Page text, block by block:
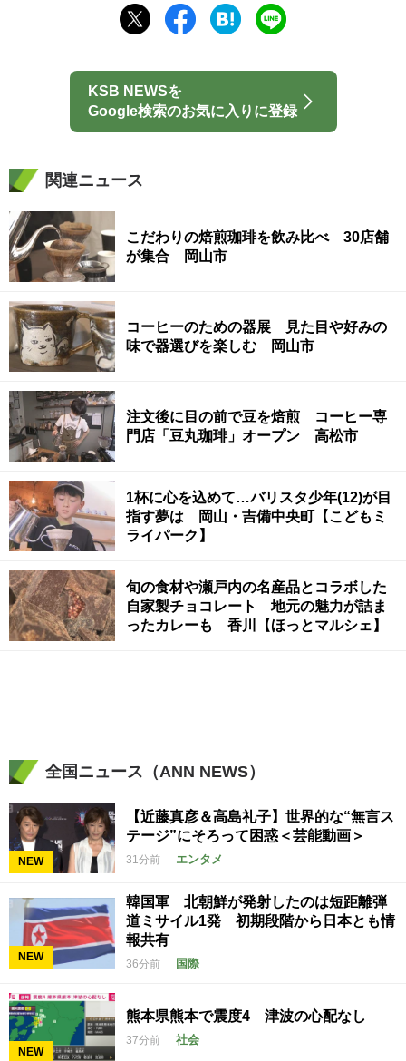
KSB NEWSを
Google検索のお気に入りに登録
関連ニュース
こだわりの焙煎珈琲を飲み比べ 30店舗
が集合 岡山市
コーヒーのための器展 見た目や好みの
味で器選びを楽しむ 岡山市
注文後に目の前で豆を焙煎 コーヒー専
門店「豆丸珈琲」オープン 高松市
1杯に心を込めて…バリスタ少年(12)が目
指す夢は 岡山・吉備中央町【こどもミ
ライパーク】
旬の食材や瀬戸内の名産品とコラボした
自家製チョコレート 地元の魅力が詰ま
ったカレーも 香川【ほっとマルシェ】
全国ニュース（ANN NEWS）
NEW
【近藤真彦＆高島礼子】世界的な“無言ス
テージ”にそろって困惑＜芸能動画＞
31分前 エンタメ
NEW
韓国軍 北朝鮮が発射したのは短距離弾
道ミサイル1発 初期段階から日本とも情
報共有
36分前 国際
NEW
熊本県熊本で震度4 津波の心配なし
37分前 社会